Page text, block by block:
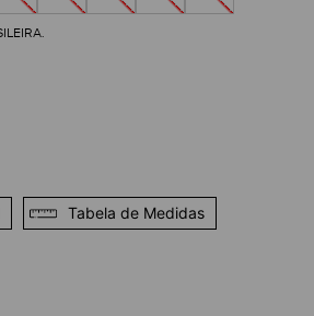
Tabela de Medidas